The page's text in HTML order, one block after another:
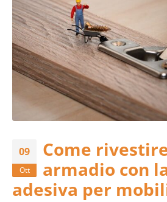
09
Ott
Come
armadio con
adesiva per